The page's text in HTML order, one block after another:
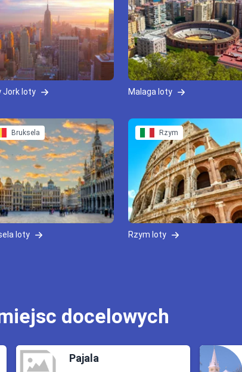
Jork loty Malaga loty
Bruksela
loty
Rzym
Rzym loty
docelowych
Pajala